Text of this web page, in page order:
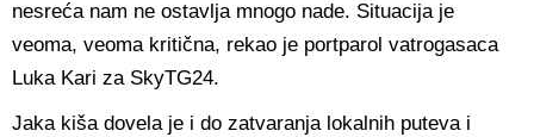
nesreća nam ne ostavlja mnogo nade. Situacija je
veoma, veoma kritična, rekao je portparol vatrogasaca
Luka Kari za SkyTG24.
Jaka kiša dovela je i do zatvaranja lokalnih puteva i